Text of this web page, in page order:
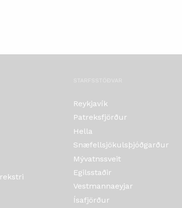
STARFSSTÖÐVAR
Reykjavík
Patreksfjörður
Hella
Snæfellsjökulsþjóðgarður
Mývatnssveit
Egilsstaðir
Vestmannaeyjar
Ísafjörður